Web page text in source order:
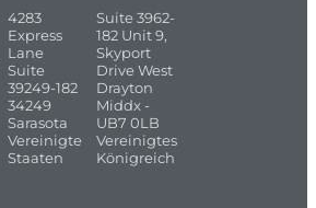
4283
Express
Lane
Suite
39249-182
34249
Sarasota
Vereinigte
Staaten
Suite 3962-
182 Unit 9,
Skyport
Drive West
Drayton
Middx -
UB7 0LB
Vereinigtes
Königreich